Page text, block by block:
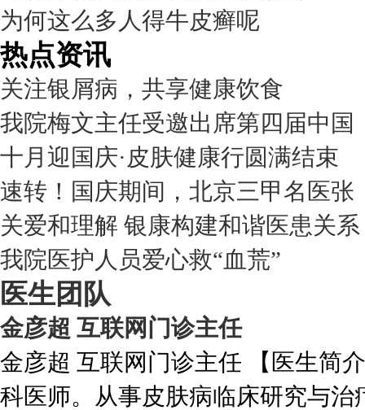
为何这么多人得牛皮癣呢
热点资讯
关注银屑病，共享健康饮食
我院梅文主任受邀出席第四届中国
十月迎国庆·皮肤健康行圆满结束
速转！国庆期间，北京三甲名医张
关爱和理解 银康构建和谐医患关系
我院医护人员爱心救“血荒”
医生团队
金彦超 互联网门诊主任
金彦超 互联网门诊主任 【医生简
科医师。从事皮肤病临床研究与